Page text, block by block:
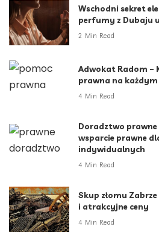
Wschodni sekret
perfumy z Dubaju
2 Min Read
Adwokat Radom –
prawna na
4 Min Read
Doradztwo prawne
wsparcie prawne
indywidualnych
4 Min Read
Skup złomu
i atrakcyjne ceny
4 Min Read